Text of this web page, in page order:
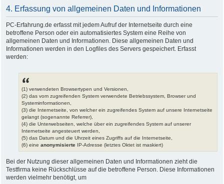
4. Erfassung von allgemeinen Daten und Informationen
PC-Erfahrung.de erfasst mit jedem Aufruf der Internetseite durch eine
betroffene Person oder ein automatisiertes System eine Reihe von
allgemeinen Daten und Informationen. Diese allgemeinen Daten und
Informationen werden in den Logfiles des Servers gespeichert. Erfasst
werden:
(1) verwendeten Browsertypen und Versionen,
(2) das vom zugreifenden System verwendete Betriebssystem, Browser und
Systeminformationen,
(3) die Internetseite, von welcher ein zugreifendes System auf unsere Internetseite
gelangt (sogenannte Referrer),
(4) die Unterwebseiten, welche über ein zugreifendes System auf unserer
Internetseite angesteuert werden,
(5) das Datum und die Uhrzeit eines Zugriffs auf die Internetseite,
(6) eine anonymisierte IP-Adresse (letztes Oktet ist maskiert)
Bei der Nutzung dieser allgemeinen Daten und Informationen zieht die
Testfirma keine Rückschlüsse auf die betroffene Person. Diese Informationen
werden vielmehr benötigt, um